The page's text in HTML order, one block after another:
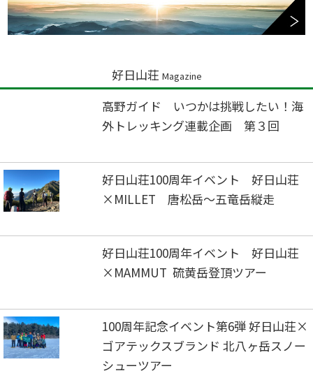
好日山荘 Magazine
高野ガイド いつかは挑戦したい！海
外トレッキング連載企画 第３回
好日山荘100周年イベント 好日山荘
×MILLET 唐松岳～五竜岳縦走
好日山荘100周年イベント 好日山荘
×MAMMUT 硫黄岳登頂ツアー
100周年記念イベント第6弾 好日山荘×
ゴアテックスブランド 北八ヶ岳スノー
シューツアー